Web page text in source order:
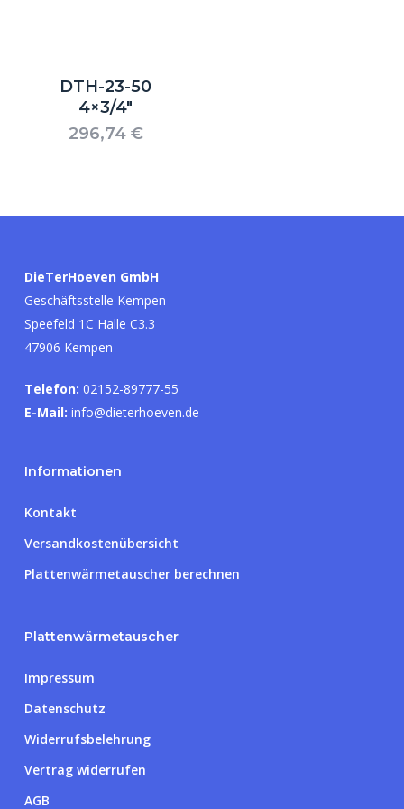
DTH-23-50
4×3/4″
296,74 €
DieTerHoeven GmbH
Geschäftsstelle Kempen
Speefeld 1C Halle C3.3
47906 Kempen
Telefon: 02152-89777-55
E-Mail: info@dieterhoeven.de
Informationen
Kontakt
Versandkostenübersicht
Plattenwärmetauscher berechnen
Plattenwärmetauscher
Impressum
Datenschutz
Widerrufsbelehrung
Vertrag widerrufen
AGB